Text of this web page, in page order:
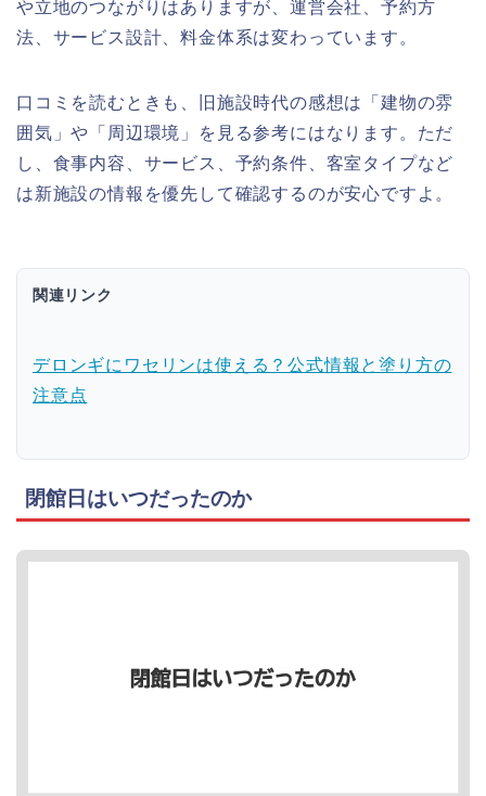
や立地のつながりはありますが、運営会社、予約方
法、サービス設計、料金体系は変わっています。
口コミを読むときも、旧施設時代の感想は「建物の雰
囲気」や「周辺環境」を見る参考にはなります。ただ
し、食事内容、サービス、予約条件、客室タイプなど
は新施設の情報を優先して確認するのが安心ですよ。
関連リンク
デロンギにワセリンは使える？公式情報と塗り方の
注意点
閉館日はいつだったのか